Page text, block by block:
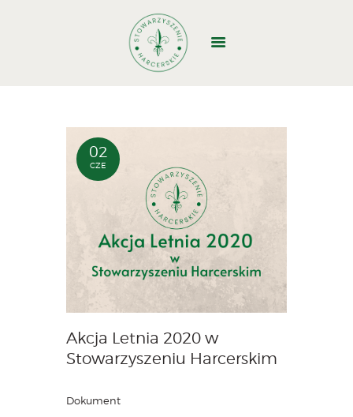
O NAS
DOŁĄCZ
WYJAZDY
STRUKTURA
DOKUMENTY
BAZA BIWAKOWA
1,5%
02
CZE
Akcja Letnia 2020 w
Stowarzyszeniu Harcerskim
Dokument